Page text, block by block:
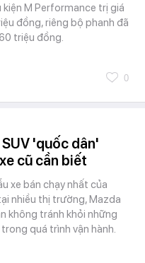
kiện M Performance trị giá
đồng, riêng bộ phanh đã
triệu đồng.
0
'quốc dân'
cũ cần biết
xe bán chạy nhất của
nhiều thị trường, Mazda
không tránh khỏi những
quá trình vận hành.